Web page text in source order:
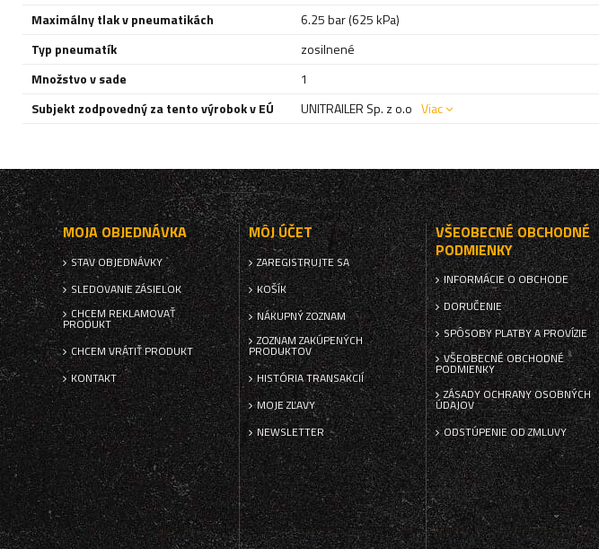
Maximálny tlak v pneumatikách
6.25 bar (625 kPa)
Typ pneumatík
zosilnené
Množstvo v sade
1
Subjekt zodpovedný za tento výrobok v EÚ
UNITRAILER Sp. z o.o Viac
MOJA OBJEDNÁVKA
STAV OBJEDNÁVKY
SLEDOVANIE ZÁSIELOK
CHCEM REKLAMOVAŤ
PRODUKT
CHCEM VRÁTIŤ PRODUKT
KONTAKT
MÔJ ÚČET
ZAREGISTRUJTE SA
KOŠÍK
NÁKUPNÝ ZOZNAM
ZOZNAM ZAKÚPENÝCH
PRODUKTOV
HISTÓRIA TRANSAKCIÍ
MOJE ZĽAVY
NEWSLETTER
VŠEOBECNÉ OBCHODNÉ
PODMIENKY
INFORMÁCIE O OBCHODE
DORUČENIE
SPÔSOBY PLATBY A PROVÍZIE
VŠEOBECNÉ OBCHODNÉ
PODMIENKY
ZÁSADY OCHRANY OSOBNÝCH
ÚDAJOV
ODSTÚPENIE OD ZMLUVY